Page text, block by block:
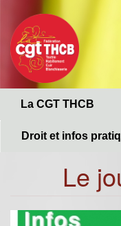
contenu
principal
La CGT THCB
Droit et infos
Le